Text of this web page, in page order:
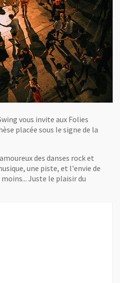
vous invite aux Folies
placée sous le signe de la
des danses rock et
une piste, et l'envie de
Juste le plaisir du
l'handicap Moteur